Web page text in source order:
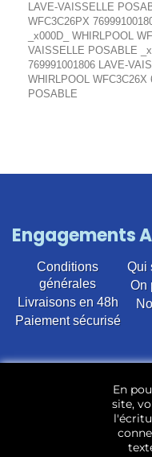
LAVE-VAISSELLE
WFC3C26PX
_x000D_ WHIRLPOOL
VAISSELLE POSABLE
769991001806 LAVE-
WHIRLPOOL WFC3C26X
POSABLE
Engagements
Conditions
générales
Livraisons en 48h
Paiement sécurisé
Qui
On
d’occasion pour
22 400 références
vaisselle, Micro-
cuisson,
En
site,